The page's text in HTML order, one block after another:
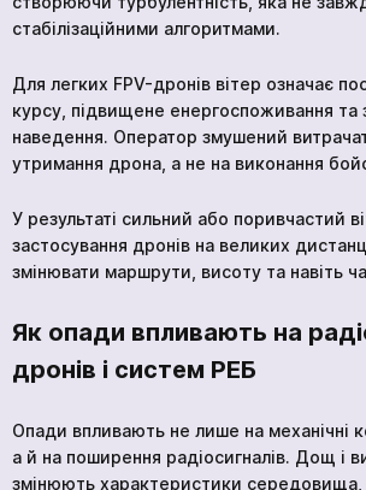
стабілізаційними алгоритмами.
Для легких FPV-дронів вітер означає
курсу, підвищене енергоспоживання та
наведення. Оператор змушений
утримання дрона, а не на виконання
У результаті сильний або поривчастий
застосування дронів на великих
змінювати маршрути, висоту та навіть
Як опади впливають на
дронів і систем РЕБ
Опади впливають не лише на механічні
а й на поширення радіосигналів. Дощ і
змінюють характеристики середовища,